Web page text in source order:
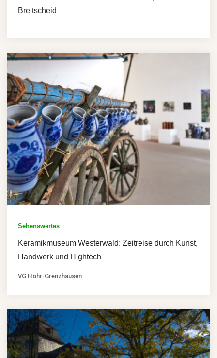
Breitscheid
Sehenswertes
Keramikmuseum Westerwald: Zeitreise durch Kunst,
Handwerk und Hightech
VG Höhr-Grenzhausen